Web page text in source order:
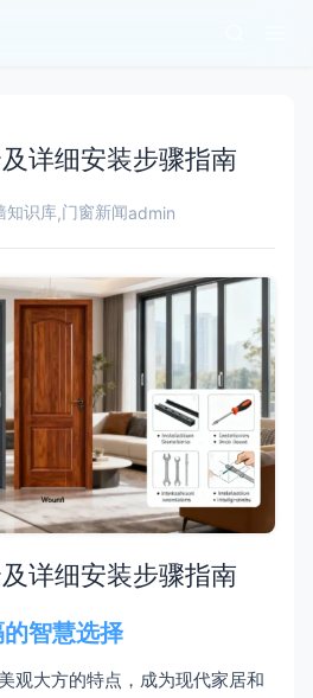
详细安装步骤指南
知识库,门窗新闻admin
详细安装步骤指南
智慧选择
观大方的特点，成为现代家居和